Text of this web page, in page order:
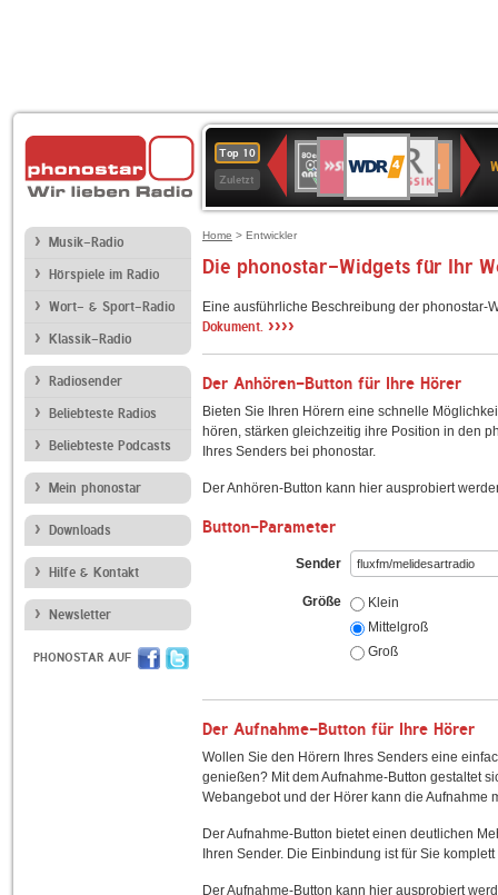
Top 10
Zuletzt
Deutschlandfunk
80er
90er
OLDIE
ANTENNE
4
KLASSIK
Kultur
Kultur
2
Musik-Radio
Hörspiele im Radio
Wort- & Sport-Radio
Klassik-Radio
Radiosender
Beliebteste Radios
Beliebteste Podcasts
Mein phonostar
Downloads
Hilfe & Kontakt
Newsletter
PHONOSTAR AUF
Home > Entwickler
Die phonostar-Widgets für Ihr
Eine ausführliche Beschreibung der
Dokument. ››››
Der Anhören-Button für Ihre Hörer
Bieten Sie Ihren Hörern eine schnelle
hören, stärken gleichzeitig ihre Position in den
Ihres Senders bei phonostar.
Der Anhören-Button kann hier ausprobiert
Button-Parameter
Sender
Größe
Klein
Mittelgroß
Groß
Der Aufnahme-Button für Ihre Hörer
Wollen Sie den Hörern Ihres Senders eine
genießen? Mit dem Aufnahme-Button gestaltet
Webangebot und der Hörer kann die Aufnahme
Der Aufnahme-Button bietet einen deutlichen
Ihren Sender. Die Einbindung ist für Sie
Der Aufnahme-Button kann hier ausprobiert